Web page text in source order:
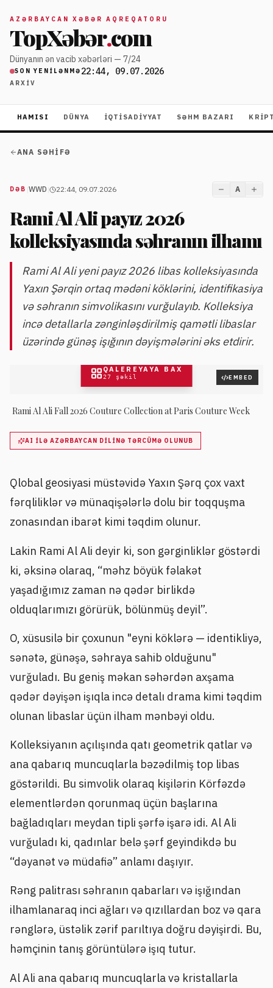
AZƏRBAYCAN XƏBƏR AQREQATORU
TopXəbər.com
Dünyanın ən vacib xəbərləri — 7/24
SON YENILƏNMƏ 22:44, 09.07.2026
ARXIV
HAMISI DÜNYA İQTISADIYYAT SƏHM BAZARI
ANA SƏHIFƏ
DƏB WWD 22:44, 09.07.2026 A
Rami Al Ali payız 2026
kolleksiyasında səhranın ilhamı
Rami Al Ali yeni payız 2026 libas kolleksiyasında
Yaxın Şərqin ortaq mədəni köklərini, identifikasiya
və səhranın simvolikasını vurğulayıb. Kolleksiya
incə detallarla zənginləşdirilmiş qamətli libaslar
üzərində günəş işığının dəyişmələrini əks etdirir.
QALEREYAYA BAX
27 şəkil EMBED
Rami Al Ali Fall 2026 Couture Collection at Paris Couture Week
AI ILƏ AZƏRBAYCAN DILINƏ TƏRCÜMƏ OLUNUB
Qlobal geosiyasi müstəvidə Yaxın Şərq çox vaxt
fərqliliklər və münaqişələrlə dolu bir toqquşma
zonasından ibarət kimi təqdim olunur.
Lakin Rami Al Ali deyir ki, son gərginliklər göstərdi
ki, əksinə olaraq, “məhz böyük fəlakət
yaşadığımız zaman nə qədər birlikdə
olduqlarımızı görürük, bölünmüş deyil”.
O, xüsusilə bir çoxunun "eyni köklərə — identikliyə,
sənətə, günəşə, səhraya sahib olduğunu"
vurğuladı. Bu geniş məkan səhərdən axşama
qədər dəyişən işıqla incə detalı drama kimi təqdim
olunan libaslar üçün ilham mənbəyi oldu.
Kolleksiyanın açılışında qatı geometrik qatlar və
ana qabarıq muncuqlarla bəzədilmiş top libas
göstərildi. Bu simvolik olaraq kişilərin Körfəzdə
elementlərdən qorunmaq üçün başlarına
bağladıqları meydan tipli şərfə işarə idi. Al Ali
vurğuladı ki, qadınlar belə şərf geyindikdə bu
“dəyanət və müdafiə” anlamı daşıyır.
Rəng palitrası səhranın qabarları və işığından
ilhamlanaraq inci ağları və qızıllardan boz və qara
rənglərə, üstəlik zərif parıltıya doğru dəyişirdi. Bu,
həmçinin tanış görüntülərə işıq tutur.
Al Ali ana qabarıq muncuqlarla və kristallarla